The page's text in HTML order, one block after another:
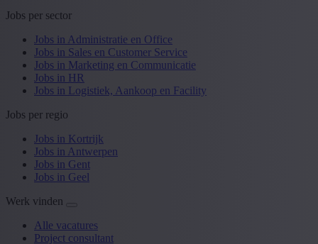
Jobs per sector
Jobs in Administratie en Office
Jobs in Sales en Customer Service
Jobs in Marketing en Communicatie
Jobs in HR
Jobs in Logistiek, Aankoop en Facility
Jobs per regio
Jobs in Kortrijk
Jobs in Antwerpen
Jobs in Gent
Jobs in Geel
Werk vinden
Alle vacatures
Project consultant